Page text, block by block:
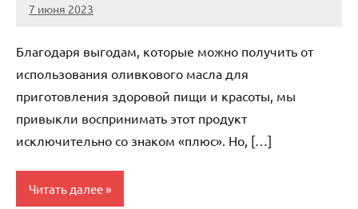
7 июня 2023
scuralets_ru
Нет
Благодаря выгодам, которые можно получить от
использования оливкового масла для
приготовления здоровой пищи и красоты, мы
привыкли воспринимать этот продукт
исключительно со знаком «плюс». Но, […]
Читать далее